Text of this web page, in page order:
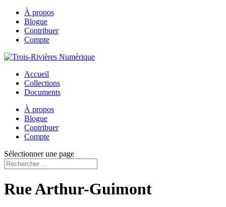
À propos
Blogue
Contribuer
Compte
Accueil
Collections
Documents
À propos
Blogue
Contribuer
Compte
Sélectionner une page
Rue Arthur-Guimont